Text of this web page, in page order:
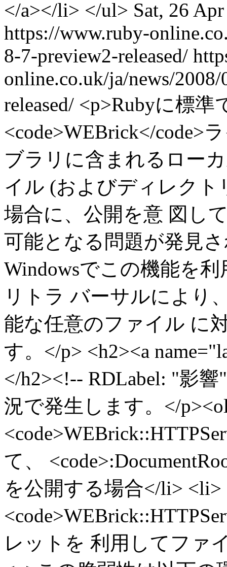
</a></li> </ul> Sat, 26
https://www.ruby-
8-7-preview2-released/
online.co.uk/ja/news/
released/ <p>Rubyに標
<code>WEBrick</code>
ブラリに含まれるロー
イル (およびディレク
場合に、公開を意 図し
可能となる問題が発見
Windowsでこの機能を
リトラ バーサルにより
能な任意のファイル に
す。</p> <h2><a
</h2><!-- RDLabel: "影
況で発生します。</
て、
を公開する場合</li> <li>
レットを 利用してファ